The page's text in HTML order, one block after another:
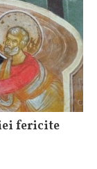
fericite